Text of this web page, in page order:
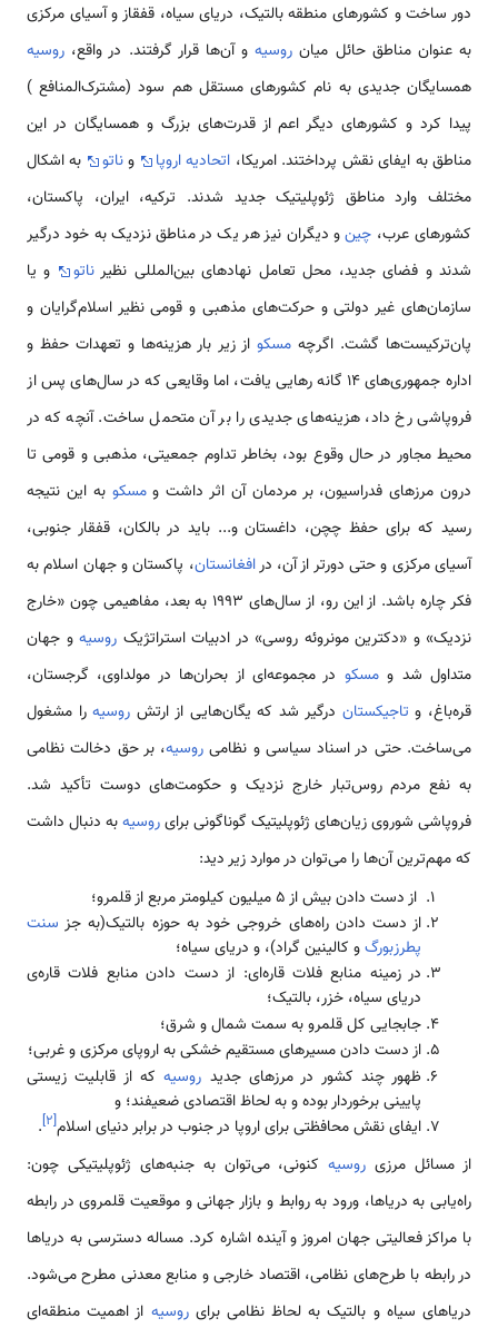
دور ساخت و کشور‌های منطقه بالتیک، دریای سیاه، قفقاز و آسیای مرکزی
به عنوان مناطق حائل میان روسیهو آن‌ها قرار گرفتند. در واقع، روسیه
همسایگان جدیدی به نام کشور‌های مستقل هم سود (مشترک‌المنافع )
پیدا کرد و کشور‌های دیگر اعم از قدرت‌‌های بزرگ و همسایگان در این
مناطق به ایفای نقش پرداختند. امریکا، اتحادیه اروپا وناتو
به اشکال
مختلف وارد مناطق ژئوپلیتیک جدید شدند.‌‌ ترکیه، ایران، پاکستان،
کشور‌های عرب،چینو دیگران نیز هر یک در مناطق نزدیک به خود درگیر
شدند و فضای جدید، محل تعامل نهاد‌های بین‌المللی نظیرناتو
و یا
سازمان‌های غیر دولتی و حرکت‌‌های مذهبی و قومی نظیر اسلام‌گرایان و
پان‌ترکیست‌‌ها گشت. اگرچهمسکو از زیر بار هزینه‌‌ها و تعهدات حفظ و
اداره جمهوری‌های 14 گانه ر‌هایی یافت، اما وقایعی که در سال‌های پس از
فروپاشی رخ داد، هزینه‌‌های جدیدی را بر آن متحمل ساخت. آنچه که در
محیط مجاور در حال وقوع بود، بخاطر تداوم جمعیتی، مذهبی و قومی تا
درون مرز‌های فدراسیون، بر مردمان آن اثر داشت ومسکو به این نتیجه
رسید که برای حفظ چچن، داغستان و... باید در بالکان، قفقار جنوبی،
آسیای مرکزی و حتی دورتر از آن، درافغانستان، پاکستان و جهان اسلام به
فکر چاره باشد. از این رو، از سال‌های 1993 به بعد، مفاهیمی چون «خارج
نزدیک» و «دکترین مونروئه روسی» در ادبیات استراتژیک روسیه و جهان
متداول شد ومسکو در مجموعه‌ای از بحران‌‌ها در مولداوی، گرجستان،
قره‌باغ، و تاجیکستان درگیر شد که یگان‌‌هایی از ارتش روسیهرا مشغول
می‌ساخت. حتی در اسناد سیاسی و نظامی روسیه، بر حق دخالت نظامی
به نفع مردم روس‌تبار خارج نزدیک و حکومت‌‌های دوست تأکید شد.
فروپاشی شوروی زیان‌های ژئوپلیتیک گوناگونی برایروسیهبه دنبال داشت
که مهم‌‌ترین آن‌ها را می‌توان در موارد زیر دید:
از دست دادن بیش از 5 میلیون کیلومتر مربع از قلمرو؛
از دست دادن راه‌های خروجی خود به حوزه بالتیک(به جز سنت
پطرزبورگو کالینین گراد)، و دریای سیاه؛
در زمینه منابع فلات قاره‌ای: از دست دادن منابع فلات قاره‌ی
دریای سیاه، خزر، بالتیک؛
جابجایی کل قلمرو به سمت شمال و شرق؛
از دست دادن مسیر‌های مستقیم خشکی به اروپای مرکزی و غربی؛
ظهور چند کشور در مرز‌های جدید روسیهکه از قابلیت زیستی
پایینی برخوردار بوده و به لحاظ اقتصادی ضعیفند؛ و
ایفای نقش محافظتی برای اروپا در جنوب در برابر دنیای اسلام[۲]
.
از مسائل مرزی روسیهکنونی، می‌توان به جنبه‌های ژئوپلیتیکی چون:
راه‌یابی به دریا‌ها، ورود به روابط و بازار جهانی و موقعیت قلمروی در رابطه
با مراکز فعالیتی جهان امروز و آینده اشاره کرد. مساله دسترسی به دریا‌ها
در رابطه با طرح‌های نظامی، اقتصاد خارجی و منابع معدنی مطرح می‌شود.
دریا‌های سیاه و بالتیک به لحاظ نظامی برایروسیه از اهمیت منطقه‌ای